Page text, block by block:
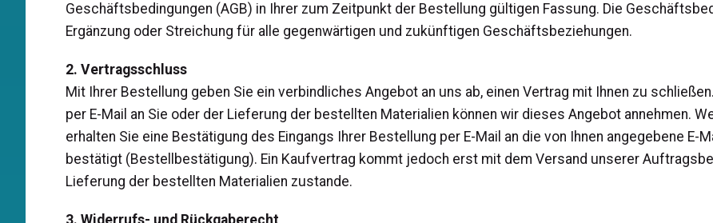
Geschäftsbedingungen (AGB) in Ihrer zum Zeitpunkt der Bestellung gültigen Fassung. Die
Ergänzung oder Streichung für alle gegenwärtigen und zukünftigen Geschäftsbeziehungen.
2. Vertragsschluss
Mit Ihrer Bestellung geben Sie ein verbindliches Angebot an uns ab, einen Vertrag mit Ihnen zu
per E-Mail an Sie oder der Lieferung der bestellten Materialien können wir dieses Angebot annehmen.
erhalten Sie eine Bestätigung des Eingangs Ihrer Bestellung per E-Mail an die von Ihnen angegebene E-
bestätigt (Bestellbestätigung). Ein Kaufvertrag kommt jedoch erst mit dem Versand unserer
Lieferung der bestellten Materialien zustande.
3. Widerrufs- und Rückgaberecht